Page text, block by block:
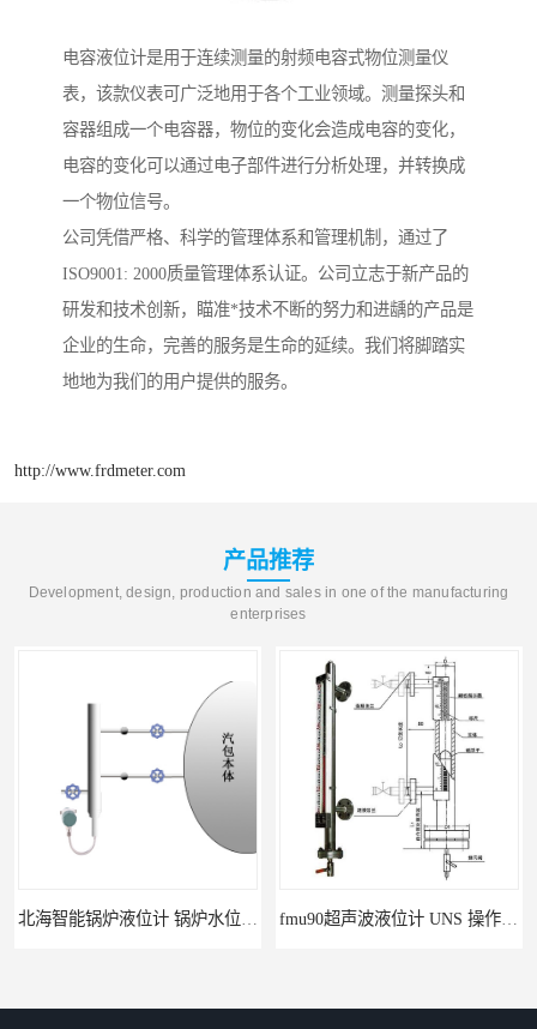
电容液位计是用于连续测量的射频电容式物位测量仪
表，该款仪表可广泛地用于各个工业领域。测量探头和
容器组成一个电容器，物位的变化会造成电容的变化，
电容的变化可以通过电子部件进行分析处理，并转换成
一个物位信号。
公司凭借严格、科学的管理体系和管理机制，通过了
ISO9001: 2000质量管理体系认证。公司立志于新产品的
研发和技术创新，瞄准*技术不断的努力和进龋的产品是
企业的生命，完善的服务是生命的延续。我们将脚踏实
地地为我们的用户提供的服务。
http://www.frdmeter.com
产品推荐
Development, design, production and sales in one of the manufacturing
enterprises